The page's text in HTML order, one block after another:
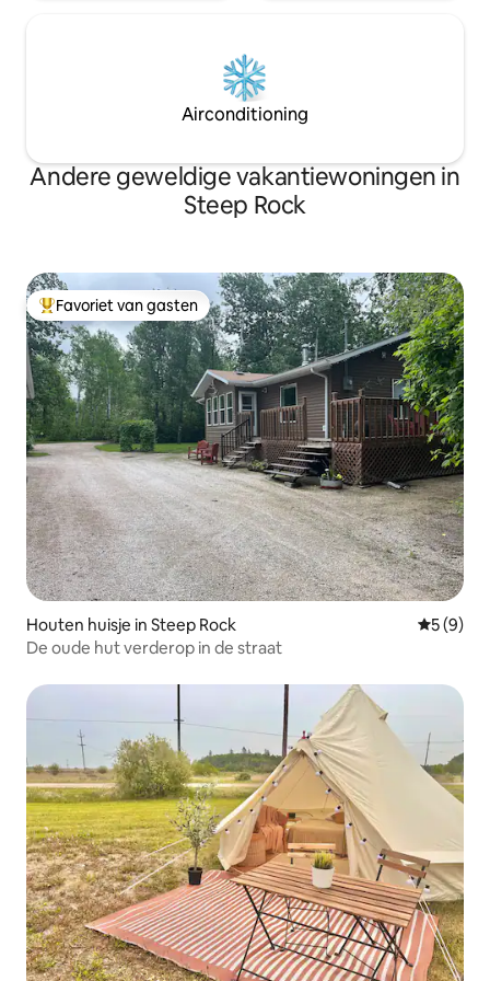
Airconditioning
Andere geweldige vakantiewoningen in
Steep Rock
Topfavoriet van gasten
Favoriet van gasten
Houten huisje in Steep Rock
5 (9)
De oude hut verderop in de straat